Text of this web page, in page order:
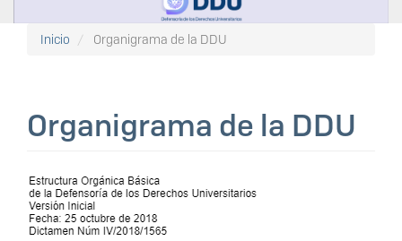
Inicio Organigrama de la DDU
Organigrama de la DDU